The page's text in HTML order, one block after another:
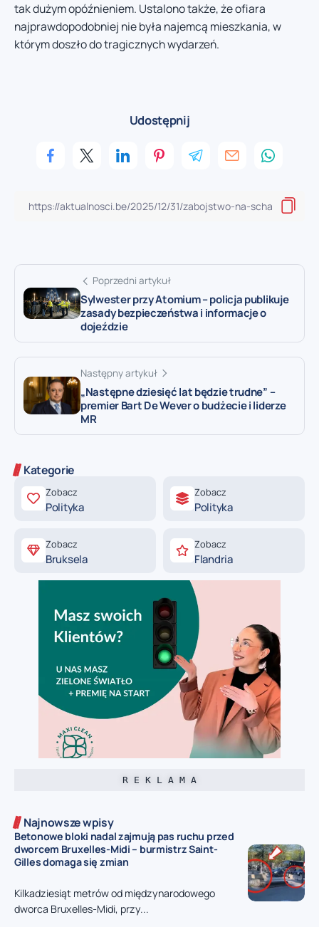
tak dużym opóźnieniem. Ustalono także, że ofiara
najprawdopodobniej nie była najemcą mieszkania, w
którym doszło do tragicznych wydarzeń.
Udostępnij
Poprzedni artykuł
Sylwester przy Atomium – policja publikuje
zasady bezpieczeństwa i informacje o
dojeździe
Następny artykuł
„Następne dziesięć lat będzie trudne” –
premier Bart De Wever o budżecie i liderze
MR
Kategorie
Zobacz
Polityka
Zobacz
Polityka
Zobacz
Bruksela
Zobacz
Flandria
R E K L A M A
Najnowsze wpisy
Betonowe bloki nadal zajmują pas ruchu przed
dworcem Bruxelles-Midi – burmistrz Saint-
Gilles domaga się zmian
Kilkadziesiąt metrów od międzynarodowego
dworca Bruxelles-Midi, przy...